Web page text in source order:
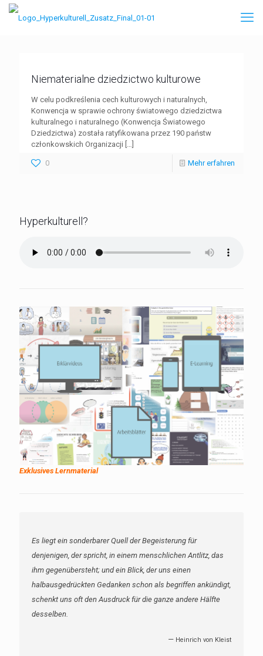
Niematerialne dziedzictwo kulturowe
W celu podkreślenia cech kulturowych i naturalnych,
Konwencja w sprawie ochrony światowego dziedzictwa
kulturalnego i naturalnego (Konwencja Światowego
Dziedzictwa) została ratyfikowana przez 190 państw
członkowskich Organizacji […]
0 Mehr erfahren
Hyperkulturell?
Exklusives Lernmaterial
Es liegt ein sonderbarer Quell der Begeisterung für
denjenigen, der spricht, in einem menschlichen Antlitz, das
ihm gegenübersteht; und ein Blick, der uns einen
halbausgedrückten Gedanken schon als begriffen ankündigt,
schenkt uns oft den Ausdruck für die ganze andere Hälfte
desselben.
— Heinrich von Kleist